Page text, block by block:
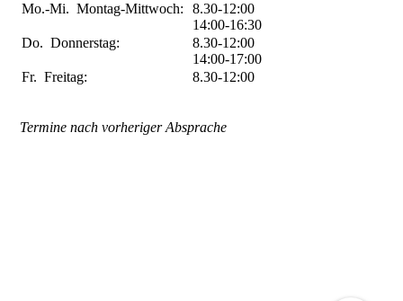
Mo.-Mi.Montag-Mittwoch:
8.30-12:00
14:00-16:30
Do.Donnerstag:
8.30-12:00
14:00-17:00
Fr.Freitag: 8.30-12:00
Termine nach vorheriger Absprache